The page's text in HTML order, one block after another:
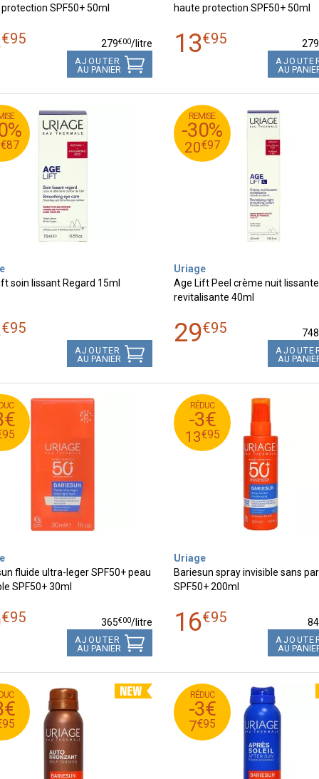
SPF50+ 50ml
€95 279€00/litre
AJOUTER
AU PANIER
haute protection SPF50+ 50ml
13€95 279
AU
€87
26
18
soin lissant Regard 15ml
€95
AJOUTER
AU PANIER
REMISE
-30%
20€97
29
€
95
20
€
97
Uriage
Age Lift Peel crème nuit lissante
revitalisante 40ml
29€95 748
AU
95
10
7
€
fluide ultra-leger SPF50+ peau
SPF50+ 30ml
€95 365€00/litre
AJOUTER
AU PANIER
RÉDUC
-3€
13€95
16
€
95
13
€
95
Uriage
Bariesun spray invisible sans
SPF50+ 200ml
16€95 84
AU
95
12
9
€
RÉDUC
-3€
7€95
10
€
95
7
€
95